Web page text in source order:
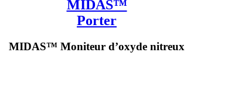
MIDAS™
Porter
MIDAS™ Moniteur d’oxyde nitreux